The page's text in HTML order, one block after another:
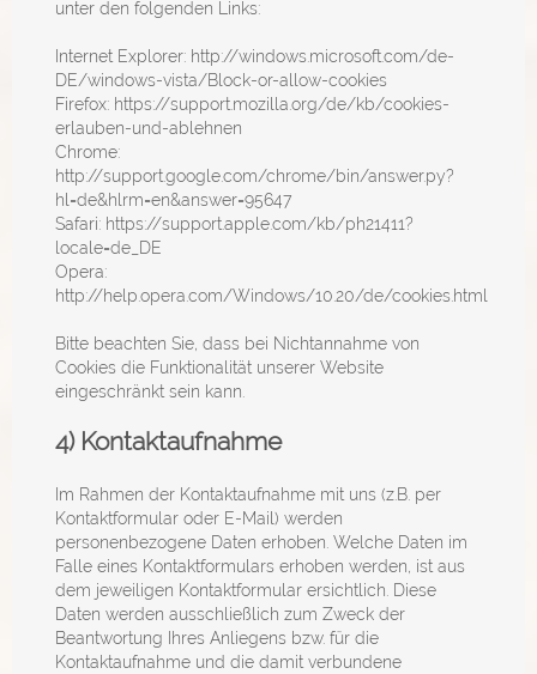
unter den folgenden Links:
Internet Explorer: http://windows.microsoft.com/de-
DE/windows-vista/Block-or-allow-cookies
Firefox: https://support.mozilla.org/de/kb/cookies-
erlauben-und-ablehnen
Chrome:
http://support.google.com/chrome/bin/answer.py?
hl=de&hlrm=en&answer=95647
Safari: https://support.apple.com/kb/ph21411?
locale=de_DE
Opera:
http://help.opera.com/Windows/10.20/de/cookies.html
Bitte beachten Sie, dass bei Nichtannahme von
Cookies die Funktionalität unserer Website
eingeschränkt sein kann.
4) Kontaktaufnahme
Im Rahmen der Kontaktaufnahme mit uns (z.B. per
Kontaktformular oder E-Mail) werden
personenbezogene Daten erhoben. Welche Daten im
Falle eines Kontaktformulars erhoben werden, ist aus
dem jeweiligen Kontaktformular ersichtlich. Diese
Daten werden ausschließlich zum Zweck der
Beantwortung Ihres Anliegens bzw. für die
Kontaktaufnahme und die damit verbundene